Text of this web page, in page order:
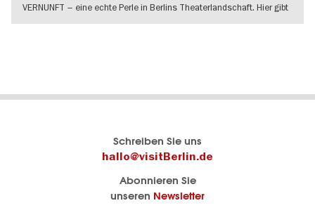
VERNUNFT – eine echte Perle in Berlins Theaterlandschaft. Hier gibt
Schreiben Sie uns
hallo@visitBerlin.de
Abonnieren Sie
unseren Newsletter